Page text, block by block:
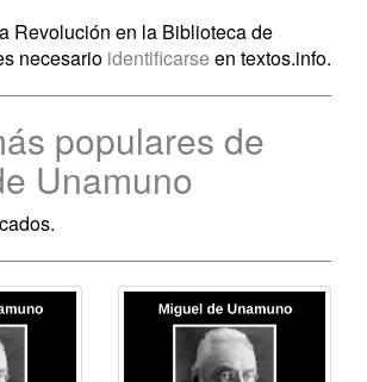
Revolución en la Biblioteca de
necesario identificarse en textos.info.
populares de
Unamuno